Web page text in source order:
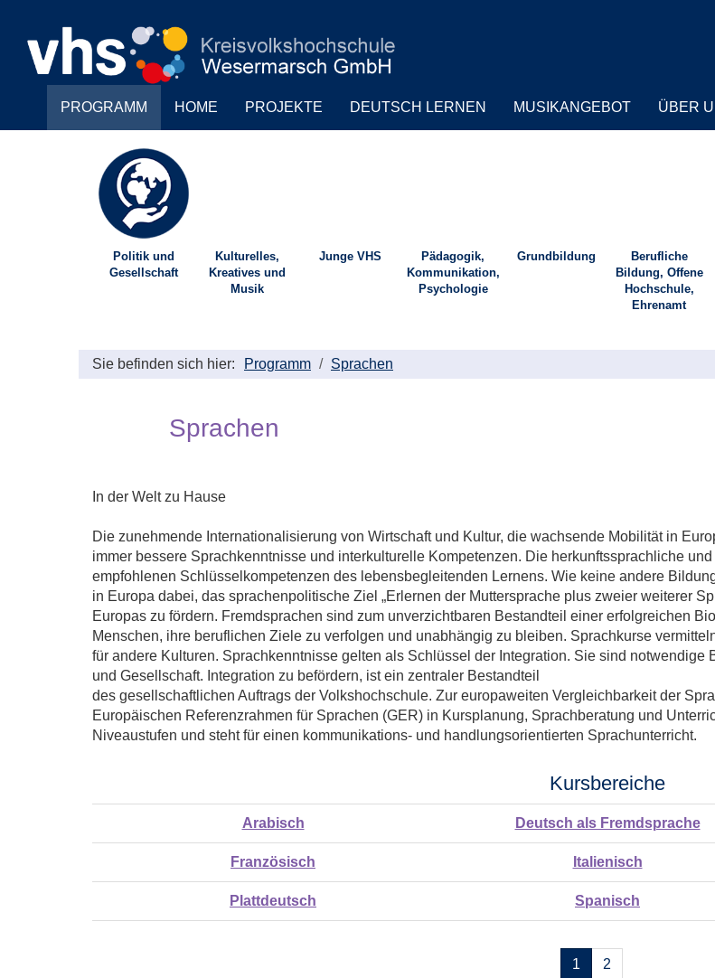
PROGRAMM HOME PROJEKTE DEUTSCH LERNEN MUSIKANGEBOT ÜBER
Politik und
Gesellschaft
Kulturelles,
Kreatives und
Musik
Junge VHS
Pädagogik,
Kommunikation,
Psychologie
Grundbildung
Berufliche
Bildung, Offene
Hochschule,
Ehrenamt
Sie befinden sich hier: Programm Sprachen
Sprachen
In der Welt zu Hause
Die zunehmende Internationalisierung von Wirtschaft und Kultur, die wachsende Mobilität in
immer bessere Sprachkenntnisse und interkulturelle Kompetenzen. Die herkunftssprachliche
empfohlenen Schlüsselkompetenzen des lebensbegleitenden Lernens. Wie keine andere
in Europa dabei, das sprachenpolitische Ziel „Erlernen der Muttersprache plus zweier weiterer
Europas zu fördern. Fremdsprachen sind zum unverzichtbaren Bestandteil einer erfolgreichen
Menschen, ihre beruflichen Ziele zu verfolgen und unabhängig zu bleiben. Sprachkurse
für andere Kulturen. Sprachkenntnisse gelten als Schlüssel der Integration. Sie sind
und Gesellschaft. Integration zu befördern, ist ein zentraler Bestandteil
des gesellschaftlichen Auftrags der Volkshochschule. Zur europaweiten Vergleichbarkeit der
Europäischen Referenzrahmen für Sprachen (GER) in Kursplanung, Sprachberatung und
Niveaustufen und steht für einen kommunikations- und handlungsorientierten Sprachunterricht.
Kursbereiche
Arabisch Deutsch als Fremdsprache
Französisch Italienisch
Plattdeutsch Spanisch
Seiten
1 2